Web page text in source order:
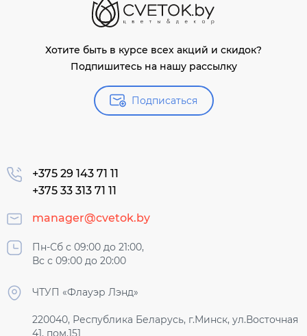
Хотите быть в курсе всех акций и скидок?
Подпишитесь на нашу рассылку
Подписаться
+375 29 143 71 11
+375 33 313 71 11
manager@cvetok.by
Пн-Сб с 09:00 до 21:00,
Вс с 09:00 до 20:00
ЧТУП «Флауэр Лэнд»
220040, Республика Беларусь, г.Минск, ул.Восточная
41, пом.151